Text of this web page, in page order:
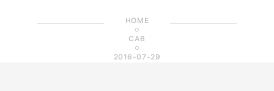
HOME
CAB
2016-07-29